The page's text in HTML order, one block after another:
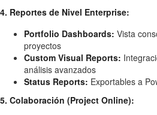
4. Reportes de Nivel Enterprise:
Portfolio Dashboards: Vista
proyectos
Custom Visual Reports:
análisis avanzados
Status Reports: Exportables a
5. Colaboración (Project Online):